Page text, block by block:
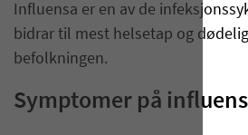
Influensa er en av de
bidrar til mest helsetap og
befolkningen.
Symptomer på